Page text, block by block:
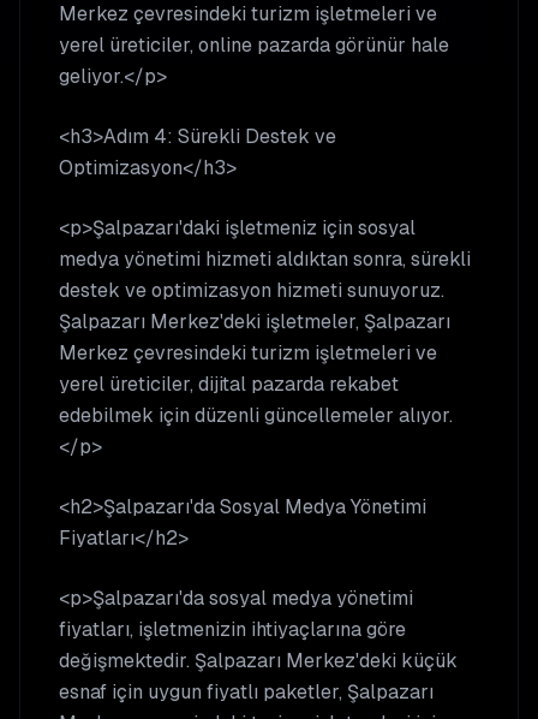
Merkez çevresindeki turizm işletmeleri ve
yerel üreticiler, online pazarda görünür hale
geliyor.</p>
<h3>Adım 4: Sürekli Destek ve
Optimizasyon</h3>
<p>Şalpazarı'daki işletmeniz için sosyal
medya yönetimi hizmeti aldıktan sonra, sürekli
destek ve optimizasyon hizmeti sunuyoruz.
Şalpazarı Merkez'deki işletmeler, Şalpazarı
Merkez çevresindeki turizm işletmeleri ve
yerel üreticiler, dijital pazarda rekabet
edebilmek için düzenli güncellemeler alıyor.
</p>
<h2>Şalpazarı'da Sosyal Medya Yönetimi
Fiyatları</h2>
<p>Şalpazarı'da sosyal medya yönetimi
fiyatları, işletmenizin ihtiyaçlarına göre
değişmektedir. Şalpazarı Merkez'deki küçük
esnaf için uygun fiyatlı paketler, Şalpazarı